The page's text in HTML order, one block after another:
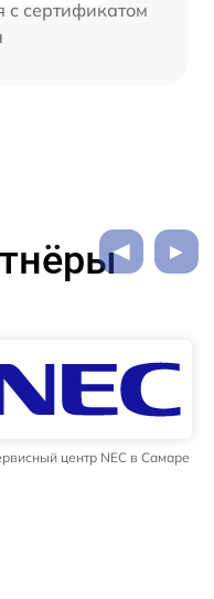
с сертификатом
центр NEC в Самаре